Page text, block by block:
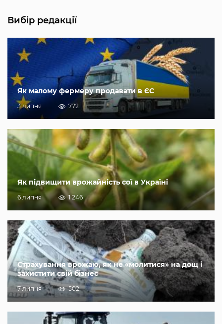
Вибір редакції
Як малому фермеру продавати в ЄС
3 липня 772
Як підвищити врожайність сої в Україні
6 липня 1 246
Страхування врожаю, як не «молитися» на дощ і
захистити свій бізнес
7 липня 502